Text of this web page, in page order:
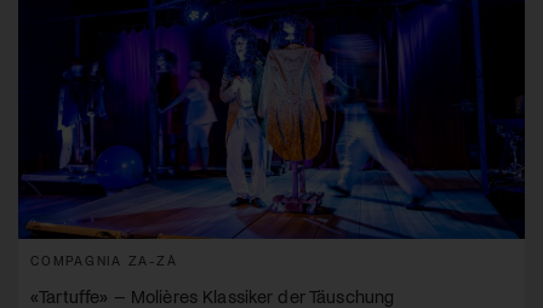
COMPAGNIA ZA-ZÀ
«Tartuffe» – Molières Klassiker der Täuschung